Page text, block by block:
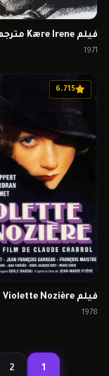
فيلم Kære Irene مترجم
1971
6.715
1978
1
2